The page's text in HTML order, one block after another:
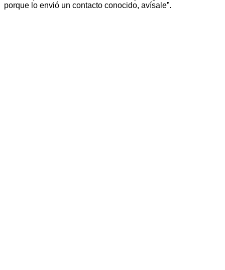
porque lo envió un contacto conocido, avísale”.